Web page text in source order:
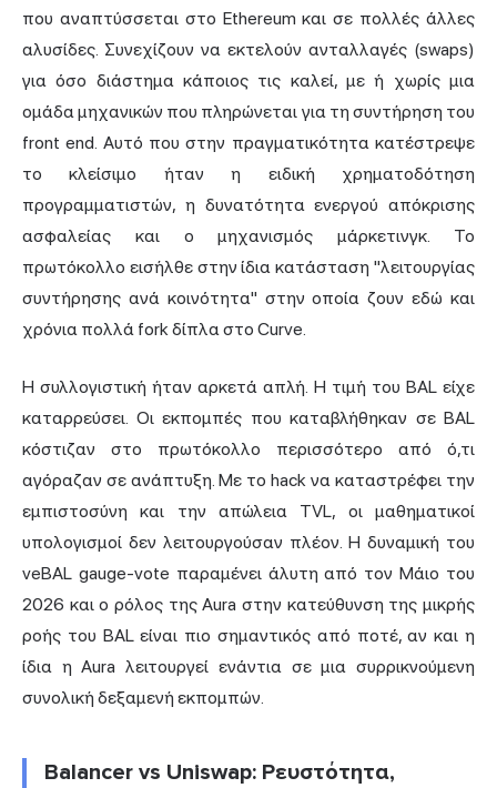
που αναπτύσσεται στο Ethereum και σε πολλές άλλες
αλυσίδες. Συνεχίζουν να εκτελούν ανταλλαγές (swaps)
για όσο διάστημα κάποιος τις καλεί, με ή χωρίς μια
ομάδα μηχανικών που πληρώνεται για τη συντήρηση του
front end. Αυτό που στην πραγματικότητα κατέστρεψε
το κλείσιμο ήταν η ειδική χρηματοδότηση
προγραμματιστών, η δυνατότητα ενεργού απόκρισης
ασφαλείας και ο μηχανισμός μάρκετινγκ. Το
πρωτόκολλο εισήλθε στην ίδια κατάσταση "λειτουργίας
συντήρησης ανά κοινότητα" στην οποία ζουν εδώ και
χρόνια πολλά fork δίπλα στο Curve.
Η συλλογιστική ήταν αρκετά απλή. Η τιμή του BAL είχε
καταρρεύσει. Οι εκπομπές που καταβλήθηκαν σε BAL
κόστιζαν στο πρωτόκολλο περισσότερο από ό,τι
αγόραζαν σε ανάπτυξη. Με το hack να καταστρέφει την
εμπιστοσύνη και την απώλεια TVL, οι μαθηματικοί
υπολογισμοί δεν λειτουργούσαν πλέον. Η δυναμική του
veBAL gauge-vote παραμένει άλυτη από τον Μάιο του
2026 και ο ρόλος της Aura στην κατεύθυνση της μικρής
ροής του BAL είναι πιο σημαντικός από ποτέ, αν και η
ίδια η Aura λειτουργεί ενάντια σε μια συρρικνούμενη
συνολική δεξαμενή εκπομπών.
Balancer vs Uniswap: Ρευστότητα,